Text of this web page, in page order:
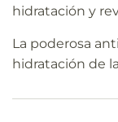
hidratación y
La poderosa
hidratación de